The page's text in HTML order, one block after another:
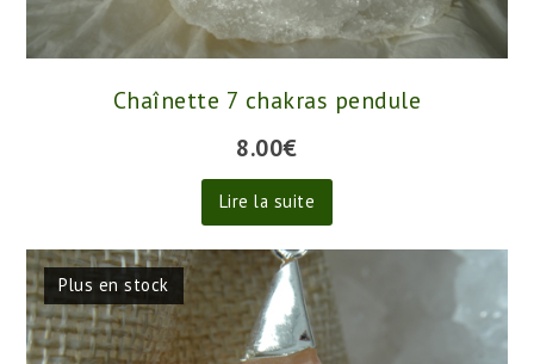
Chaînette 7 chakras pendule
8.00€
Lire la suite
Plus en stock